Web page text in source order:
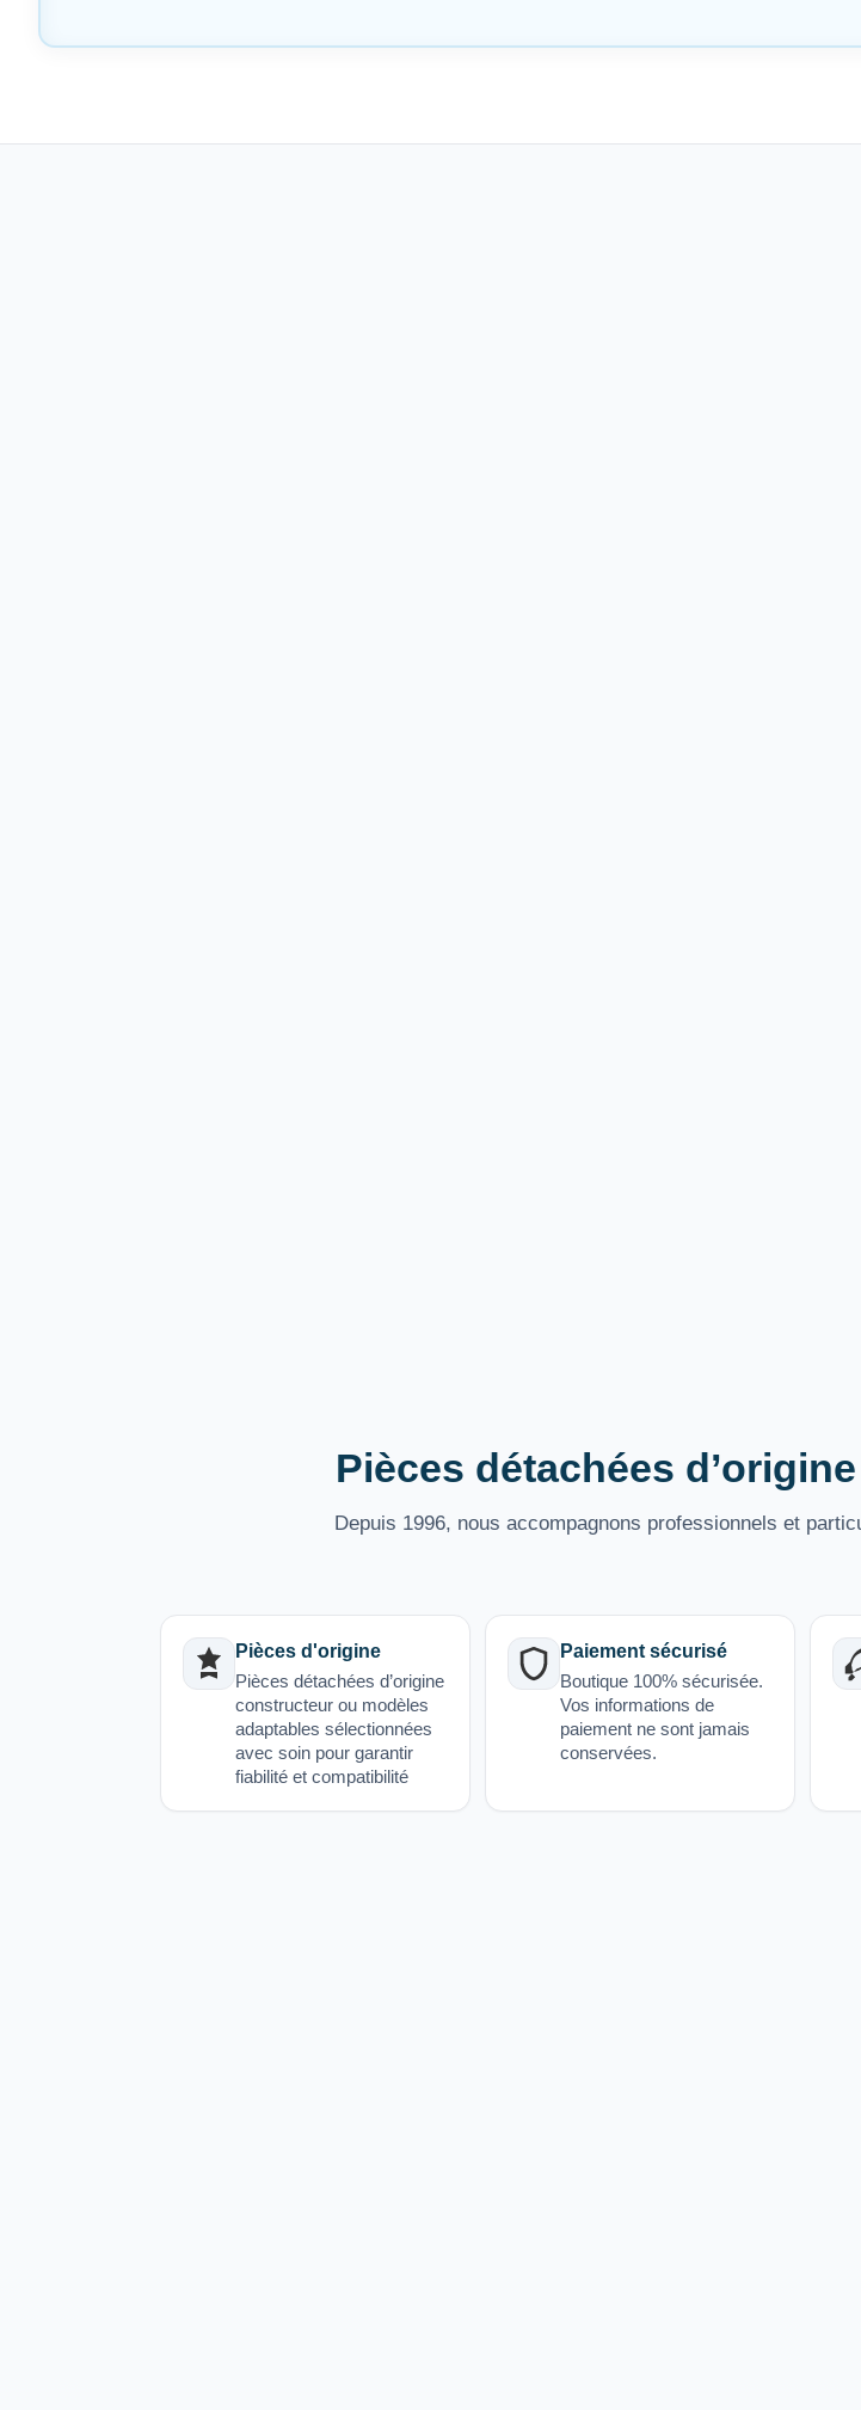
Pièces détachées
Depuis 1996, nous accompagnons professionnels et
Pièces d'origine
Pièces détachées d’origine
constructeur ou modèles
adaptables sélectionnées
avec soin pour garantir
fiabilité et compatibilité
Paiement sécurisé
Boutique 100% sécurisée.
Vos informations de
paiement ne sont jamais
conservées.